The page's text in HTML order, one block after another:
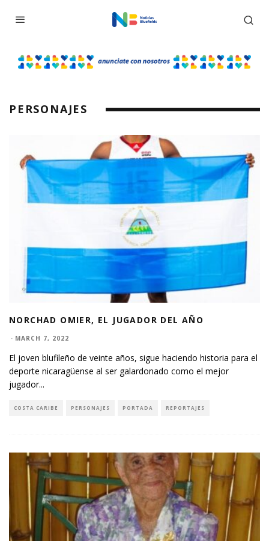
PERSONAJES
NORCHAD OMIER, EL JUGADOR DEL AÑO
· MARCH 7, 2022
El joven blufileño de veinte años, sigue haciendo historia para el
deporte nicaragüense al ser galardonado como el mejor
jugador...
COSTA CARIBE PERSONAJES PORTADA REPORTAJES